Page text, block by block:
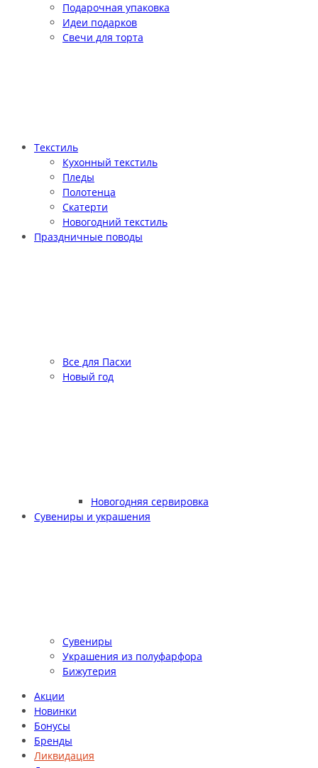
Подарочная упаковка
Идеи подарков
Свечи для торта
Текстиль
Кухонный текстиль
Пледы
Полотенца
Скатерти
Новогодний текстиль
Праздничные поводы
Все для Пасхи
Новый год
Новогодняя сервировка
Сувениры и украшения
Сувениры
Украшения из полуфарфора
Бижутерия
Акции
Новинки
Бонусы
Бренды
Ликвидация